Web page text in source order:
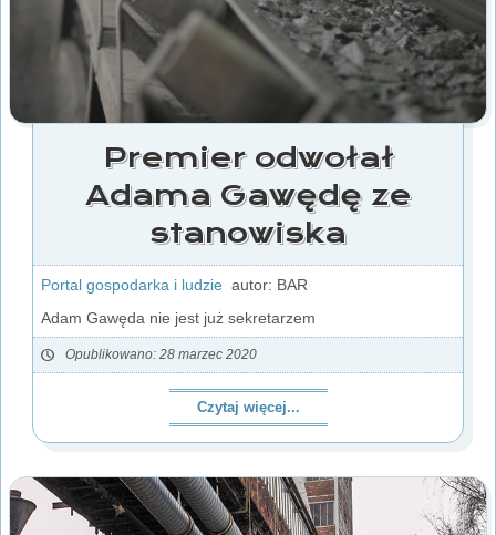
Premier odwołał
Adama Gawędę ze
stanowiska
Portal gospodarka i ludzie autor: BAR
Adam Gawęda nie jest już sekretarzem
Opublikowano: 28 marzec 2020
Czytaj więcej...